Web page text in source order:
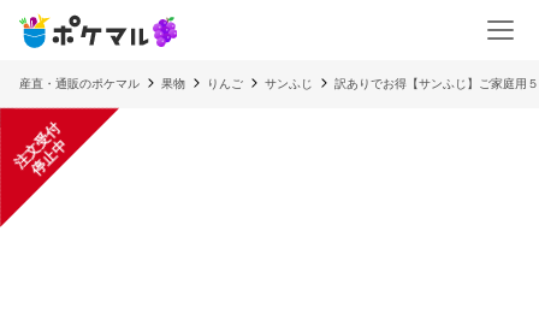
産直・通販のポケマル 果物 りんご サンふじ 訳ありでお得【サンふじ】ご家庭用
注
文
受
付
停
止
中